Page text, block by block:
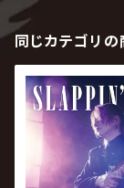
同じカテゴリの